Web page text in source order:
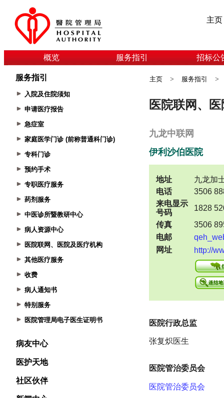
主页
概览 服务指引 招标公
服务指引
入院及住院须知
申请医疗报告
急症室
家庭医学门诊 (前称普通科门诊)
专科门诊
预约手术
专职医疗服务
药剂服务
中医诊所暨教研中心
病人资源中心
医院联网、医院及医疗机构
其他医疗服务
收费
病人通知书
特别服务
医院管理局电子医生证明书
病友中心
医护天地
社区伙伴
主页 > 服务指引 >